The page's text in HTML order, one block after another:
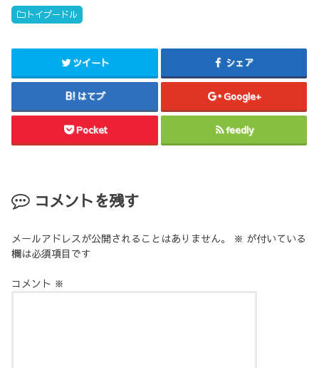
トイプードル
ツイート シェア
はてブ Google+
Pocket feedly
コメントを残す
メールアドレスが公開されることはありません。 ※ が付いている
欄は必須項目です
コメント ※